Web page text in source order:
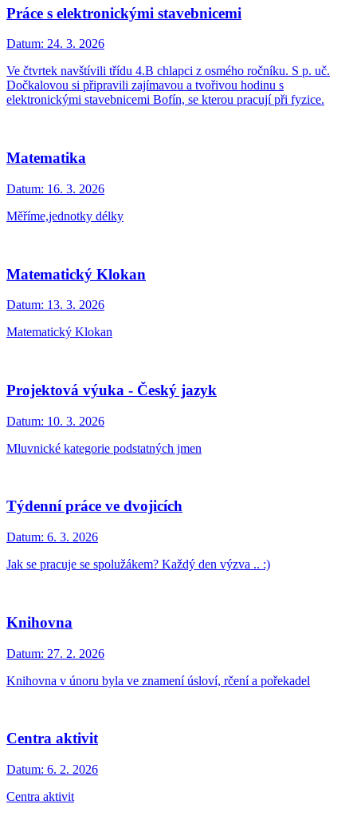
Práce s elektronickými stavebnicemi
Datum: 24. 3. 2026
Ve čtvrtek navštívili třídu 4.B chlapci z osmého ročníku. S p. uč.
Dočkalovou si připravili zajímavou a tvořivou hodinu s
elektronickými stavebnicemi Bofín, se kterou pracují při fyzice.
Matematika
Datum: 16. 3. 2026
Měříme,jednotky délky
Matematický Klokan
Datum: 13. 3. 2026
Matematický Klokan
Projektová výuka - Český jazyk
Datum: 10. 3. 2026
Mluvnické kategorie podstatných jmen
Týdenní práce ve dvojicích
Datum: 6. 3. 2026
Jak se pracuje se spolužákem? Každý den výzva .. :)
Knihovna
Datum: 27. 2. 2026
Knihovna v únoru byla ve znamení úsloví, rčení a pořekadel
Centra aktivit
Datum: 6. 2. 2026
Centra aktivit